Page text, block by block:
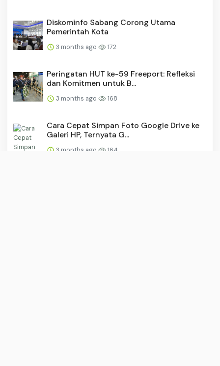
Diskominfo Sabang Corong Utama
Pemerintah Kota
3 months ago 172
Peringatan HUT ke-59 Freeport: Refleksi
dan Komitmen untuk B...
3 months ago 168
Cara Cepat Simpan Foto Google Drive ke
Galeri HP, Ternyata G...
3 months ago 164